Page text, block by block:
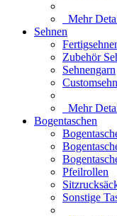
Mehr
Sehnen
Zubehör
Sehnengarn
Mehr
Bogentaschen
Pfeilrollen
Sonstige